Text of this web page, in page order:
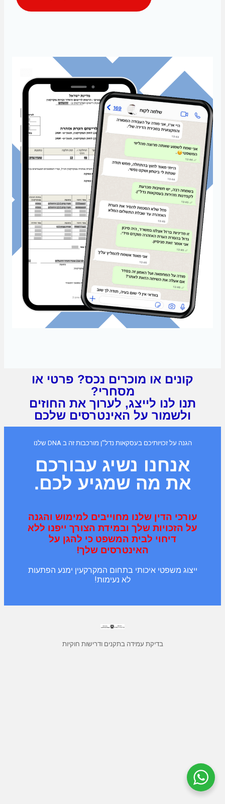
קונים או מוכרים נכס? פרטי או
מסחרי?
תנו לנו לייצג, לערוך את החוזים
ולשמור על האינטרסים שלכם
הגנה על זכויותיכם בעסקאות נדל"ן מורכבות זה ב DNA שלנו
אנחנו נשיג עבורכם
את מה שמגיע לכם.
עורכי הדין שלנו מחוייבים למימוש והגנה
על הזכויות שלך ובמידת הצורך ייפנו ללא
דיחוי לבית המשפט כי להגן על
האינטרסים שלך!
ייצוג משפטי איכותי בתחום המקרקעין ימנע הפתעות
לא נעימות!
בדיקת עמידה בתקנים ודרישות חוקיות